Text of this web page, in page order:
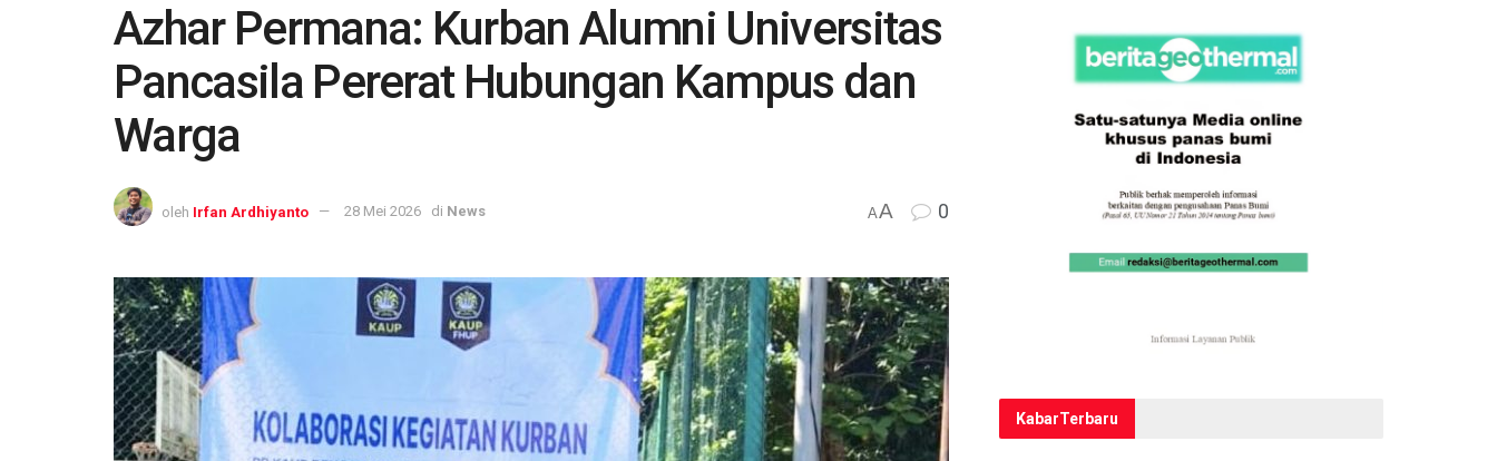
Azhar Permana: Kurban Alumni Universitas
Pancasila Pererat Hubungan Kampus dan
Warga
oleh Irfan Ardhiyanto 28 Mei 2026 di News AA 0
KabarTerbaru